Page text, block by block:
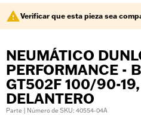
Verificar que esta pieza sea
NEUMÁTICO
PERFORMANCE -
GT502F 100/90-19,
DELANTERO
Parte | Número de SKU: 40554-04A